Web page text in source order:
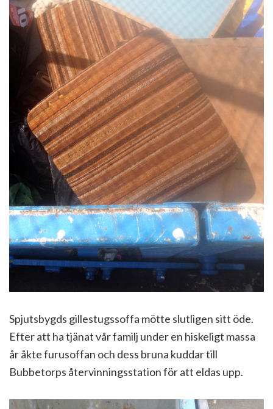
Spjutsbygds gillestugssoffa mötte slutligen sitt öde.
Efter att ha tjänat vår familj under en hiskeligt massa
år åkte furusoffan och dess bruna kuddar till
Bubbetorps återvinningsstation för att eldas upp.